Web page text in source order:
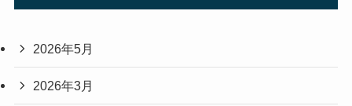
2026年5月
2026年3月